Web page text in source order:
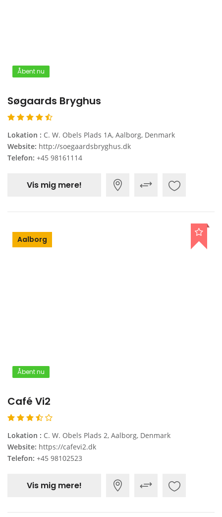
Åbent nu
Søgaards Bryghus
Lokation : C. W. Obels Plads 1A, Aalborg, Denmark
Website: http://soegaardsbryghus.dk
Telefon: +45 98161114
Vis mig mere!
Aalborg
Åbent nu
Café Vi2
Lokation : C. W. Obels Plads 2, Aalborg, Denmark
Website: https://cafevi2.dk
Telefon: +45 98102523
Vis mig mere!